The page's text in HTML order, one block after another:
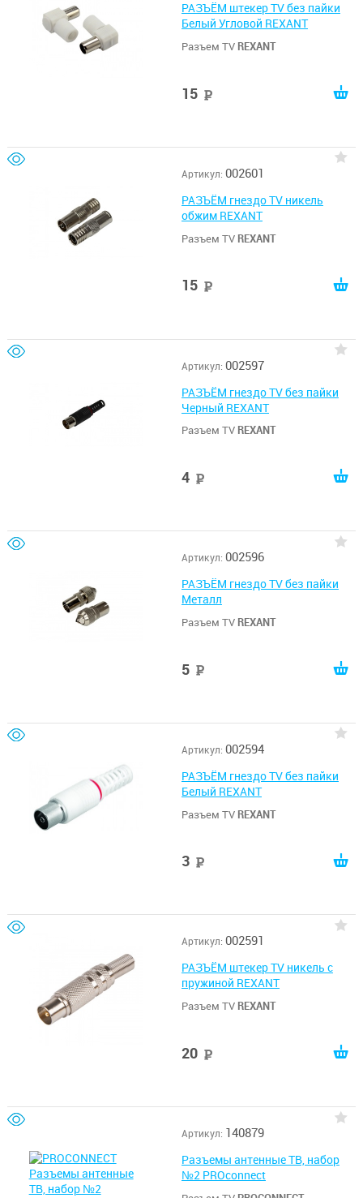
РАЗЪЁМ штекер TV без пайки
Белый Угловой REXANT
Разъем TV REXANT
15
Артикул: 002601
РАЗЪЁМ гнездо TV никель
обжим REXANT
Разъем TV REXANT
15
Артикул: 002597
РАЗЪЁМ гнездо TV без пайки
Черный REXANT
Разъем TV REXANT
4
Артикул: 002596
РАЗЪЁМ гнездо TV без пайки
Металл
Разъем TV REXANT
5
Артикул: 002594
РАЗЪЁМ гнездо TV без пайки
Белый REXANT
Разъем TV REXANT
3
Артикул: 002591
РАЗЪЁМ штекер TV никель c
пружиной REXANT
Разъем TV REXANT
20
Артикул: 140879
Разъемы антенные ТВ, набор
№2 PROconnect